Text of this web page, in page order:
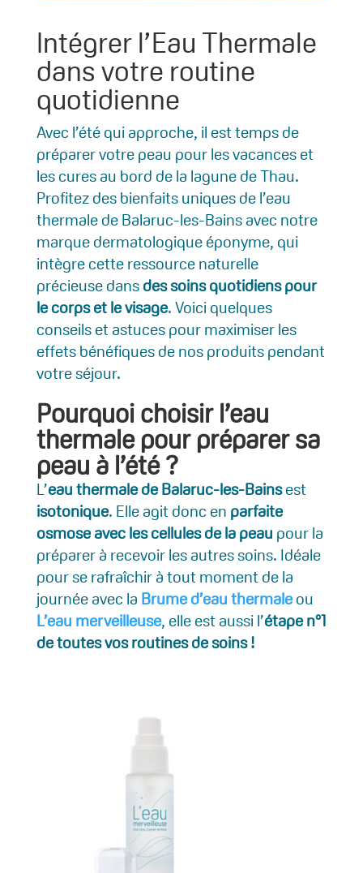
Intégrer l’Eau Thermale
dans votre routine
quotidienne
Avec l’été qui approche, il est temps de
préparer votre peau pour les vacances et
les cures au bord de la lagune de Thau.
Profitez des bienfaits uniques de l’eau
thermale de Balaruc-les-Bains avec notre
marque dermatologique éponyme, qui
intègre cette ressource naturelle
précieuse dansdes soins quotidiens pour
le corps et le visage. Voici quelques
conseils et astuces pour maximiser les
effets bénéfiques de nos produits pendant
votre séjour.
Pourquoi choisir l’eau
thermale pour préparer sa
peau à l’été ?
L’eau thermale de Balaruc-les-Bainsest
isotonique. Elle agit donc en parfaite
osmose avec les cellules de la peau pour la
préparer à recevoir les autres soins. Idéale
pour se rafraîchir à tout moment de la
journée avec la Brume d’eau thermaleou
L’eau merveilleuse, elle est aussi l’étape n°1
de toutes vos routines de soins !